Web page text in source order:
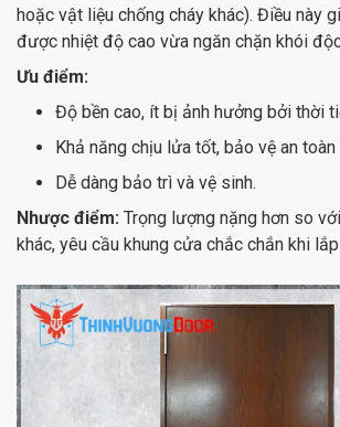
hoặc vật liệu chống cháy khác). Điều này
được nhiệt độ cao vừa ngăn chặn khói
Ưu điểm:
Độ bền cao, ít bị ảnh hưởng bởi thời
Khả năng chịu lửa tốt, bảo vệ an
Dễ dàng bảo trì và vệ sinh.
Nhược điểm: Trọng lượng nặng hơn so
khác, yêu cầu khung cửa chắc chắn khi